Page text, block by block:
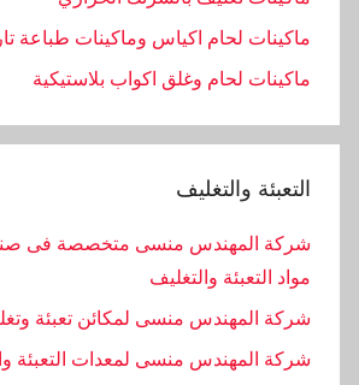
ماكينات لحام اكياس وماكينات طباعة
ماكينات لحام وغلق اكواب بلاستيكية
التعبئة والتغليف
شركة المهندس منسى متخصصة فى
مواد التعبئة والتغليف
شركة المهندس منسى لمكائن تعبئة
شركة المهندس منسى لمعدات التعبئة